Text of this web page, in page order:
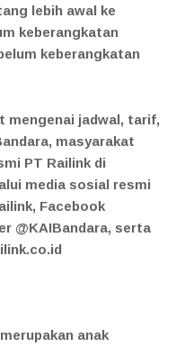
lebih awal ke
keberangkatan
keberangkatan
mengenai jadwal, tarif,
masyarakat
PT Railink di
media sosial resmi
Facebook
@KAIBandara, serta
anak